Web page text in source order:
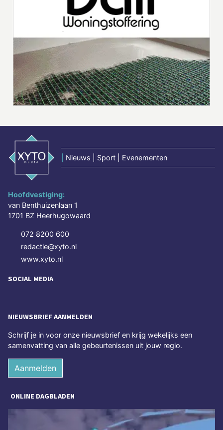
Nieuws | Sport | Evenementen
Hoofdvestiging:
van Benthuizenlaan 1
1701 BZ Heerhugowaard
072 8200 600
redactie@xyto.nl
www.xyto.nl
SOCIAL MEDIA
NIEUWSBRIEF AANMELDEN
Schrijf je in voor onze nieuwsbrief en krijg wekelijks een
samenvatting van alle gebeurtenissen uit jouw regio.
Aanmelden
ONLINE DAGBLADEN